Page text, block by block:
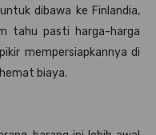
dibawa ke Finlandia,
tahu pasti harga-harga
mempersiapkannya di
biaya.